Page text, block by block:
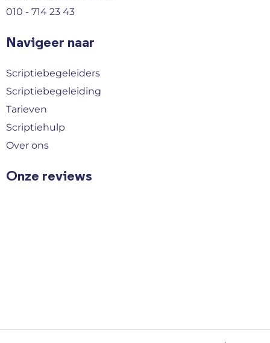
010 - 714 23 43
Navigeer naar
Scriptiebegeleiders
Scriptiebegeleiding
Tarieven
Scriptiehulp
Over ons
Onze reviews